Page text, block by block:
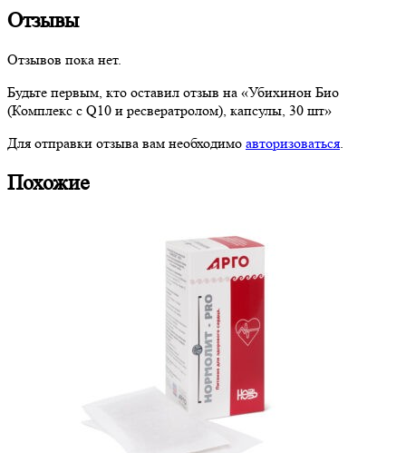
Отзывы
Отзывов пока нет.
Будьте первым, кто оставил отзыв на «Убихинон Био
(Комплекс с Q10 и ресвератролом), капсулы, 30 шт»
Для отправки отзыва вам необходимо авторизоваться.
Похожие